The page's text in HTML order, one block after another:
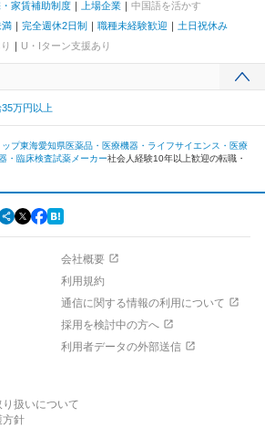
家賃補助制度 上場企業
中国語を活かす
満 完全週休2日制 職種未経験歓迎
土日祝休み
U・Iターン支援あり
万円以上
ップ東海愛知県医薬品・医療機器・ライフサイエンス・医療
・臨床検査試薬メーカー社会人経験10年以上歓迎の転職・
会社概要
利用規約
通信に関する情報の利用について
採用を検討中の方へ
利用者データの外部送信
扱いについて
方針